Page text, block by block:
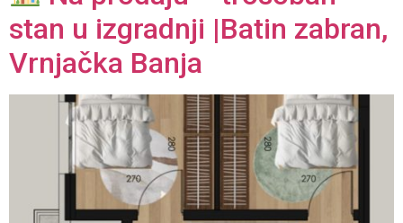
stan u izgradnji |Batin zabran,
Vrnjačka Banja